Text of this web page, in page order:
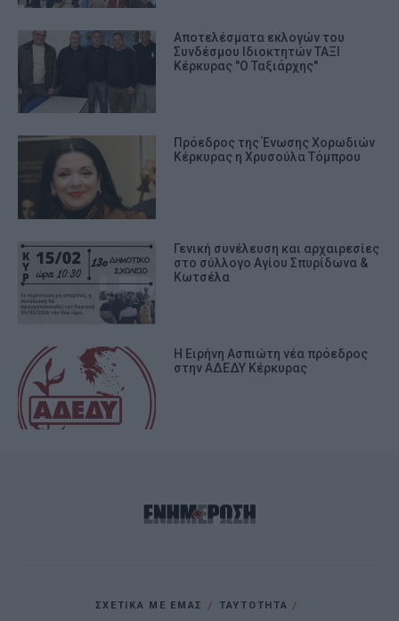
Αποτελέσματα εκλογών του
Συνδέσμου Ιδιοκτητών ΤΑΞΙ
Κέρκυρας "Ο Ταξιάρχης"
Πρόεδρος της Ένωσης Χορωδιών
Κέρκυρας η Χρυσούλα Τόμπρου
Γενική συνέλευση και αρχαιρεσίες
στο σύλλογο Αγίου Σπυρίδωνα &
Κωτσέλα
Η Ειρήνη Ασπιώτη νέα πρόεδρος
στην ΑΔΕΔΥ Κέρκυρας
ΣΧΕΤΙΚΑ ΜΕ ΕΜΑΣ ΤΑΥΤΟΤΗΤΑ